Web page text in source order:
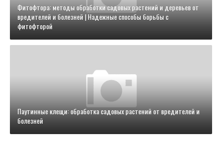
Фитофтора: методы обработки садовых растений и деревьев от
вредителей и болезней | Надежные способы борьбы с
фитофторой
Паутинные клещи: обработка садовых растений от вредителей и
болезней